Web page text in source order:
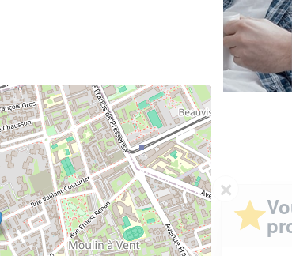
✕
Vous êtes un
professionnel ?